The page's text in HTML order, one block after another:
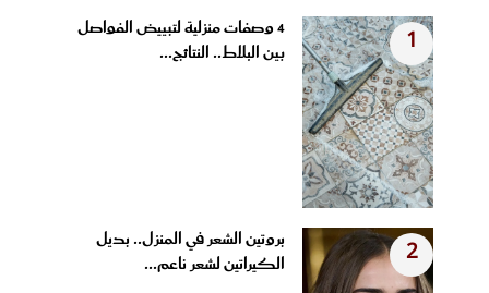
1
4 وصفات منزلية لتبييض الفواصل
بين البلاط.. النتائج...
2
بروتين الشعر في المنزل.. بديل
الكيراتين لشعر ناعم...